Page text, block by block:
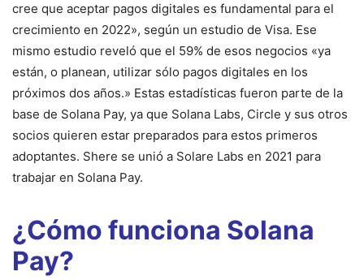
cree que aceptar pagos digitales es fundamental para el
crecimiento en 2022», según un estudio de Visa. Ese
mismo estudio reveló que el 59% de esos negocios «ya
están, o planean, utilizar sólo pagos digitales en los
próximos dos años.» Estas estadísticas fueron parte de la
base de Solana Pay, ya que Solana Labs, Circle y sus otros
socios quieren estar preparados para estos primeros
adoptantes. Shere se unió a Solare Labs en 2021 para
trabajar en Solana Pay.
¿Cómo funciona Solana
Pay?